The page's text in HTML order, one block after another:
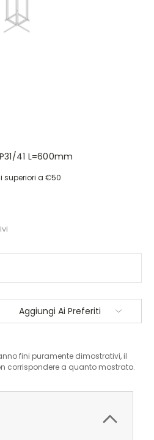
41 L=600mm
superiori a €50
Aggiungi Ai Preferiti
fini puramente dimostrativi, il
corrispondere a quanto mostrato.